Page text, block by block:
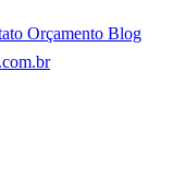
Orçamento Blog